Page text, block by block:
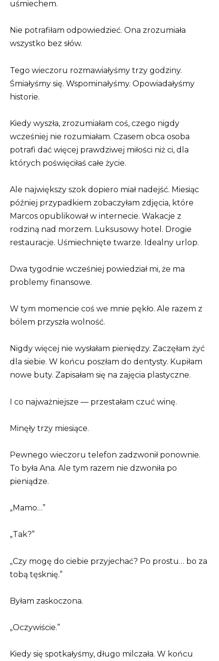
uśmiechem.
Nie potrafiłam odpowiedzieć. Ona zrozumiała
wszystko bez słów.
Tego wieczoru rozmawiałyśmy trzy godziny.
Śmiałyśmy się. Wspominałyśmy. Opowiadałyśmy
historie.
Kiedy wyszła, zrozumiałam coś, czego nigdy
wcześniej nie rozumiałam. Czasem obca osoba
potrafi dać więcej prawdziwej miłości niż ci, dla
których poświęciłaś całe życie.
Ale największy szok dopiero miał nadejść. Miesiąc
później przypadkiem zobaczyłam zdjęcia, które
Marcos opublikował w internecie. Wakacje z
rodziną nad morzem. Luksusowy hotel. Drogie
restauracje. Uśmiechnięte twarze. Idealny urlop.
Dwa tygodnie wcześniej powiedział mi, że ma
problemy finansowe.
W tym momencie coś we mnie pękło. Ale razem z
bólem przyszła wolność.
Nigdy więcej nie wysłałam pieniędzy. Zaczęłam żyć
dla siebie. W końcu poszłam do dentysty. Kupiłam
nowe buty. Zapisałam się na zajęcia plastyczne.
I co najważniejsze — przestałam czuć winę.
Minęły trzy miesiące.
Pewnego wieczoru telefon zadzwonił ponownie.
To była Ana. Ale tym razem nie dzwoniła po
pieniądze.
„Mamo…”
„Tak?”
„Czy mogę do ciebie przyjechać? Po prostu… bo za
tobą tęsknię.”
Byłam zaskoczona.
„Oczywiście.”
Kiedy się spotkałyśmy, długo milczała. W końcu